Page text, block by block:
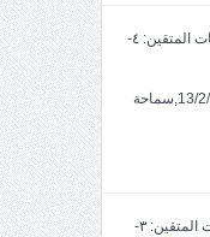
خطبة الجمعة: سمات المتقين: ٤-
الناس.بتاريخ13/2/1447,سماحة
خطبة الجمعةسمات المتقين: ٣-